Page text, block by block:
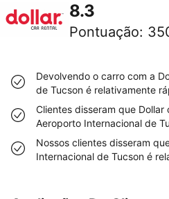
8.3
Pontuação:
Devolvendo o carro com a
de Tucson é relativamente
Clientes disseram que
Aeroporto Internacional de
Nossos clientes disseram
Internacional de Tucson é